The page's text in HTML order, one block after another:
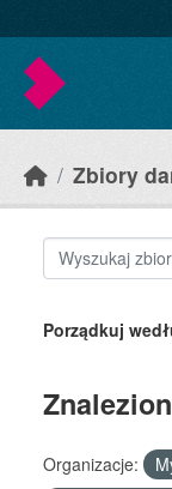
Zbiory
Porządkuj
Organizacje: